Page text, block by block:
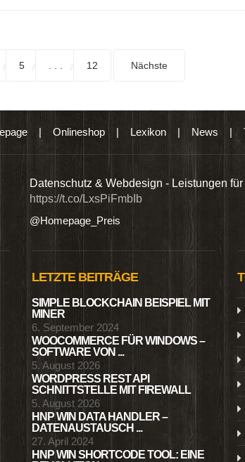
5 12 Nächste
| Onlineshop| Lexikon| News |
Datenschutz & Webdesign - Leistungen
https://t.co/LxsPiFmbIb
@Homepage_Preis
LETZTE BEITRÄGE
SIMPLE BLOCKCHAIN BEISPIEL MIT
MINER
6. September 2024
WOOCOMMERCE FÜR WINDOWS –
SOFTWARE VON ...
5. August 2026
WORDPRESS REST API
SCHNITTSTELLE MIT FIREWALL
5. August 2026
HNP WIN DATA HANDLER –
DATENAUSTAUSCH ...
27. April 2024
HNP WIN SHORTCODE TOOL: EINE